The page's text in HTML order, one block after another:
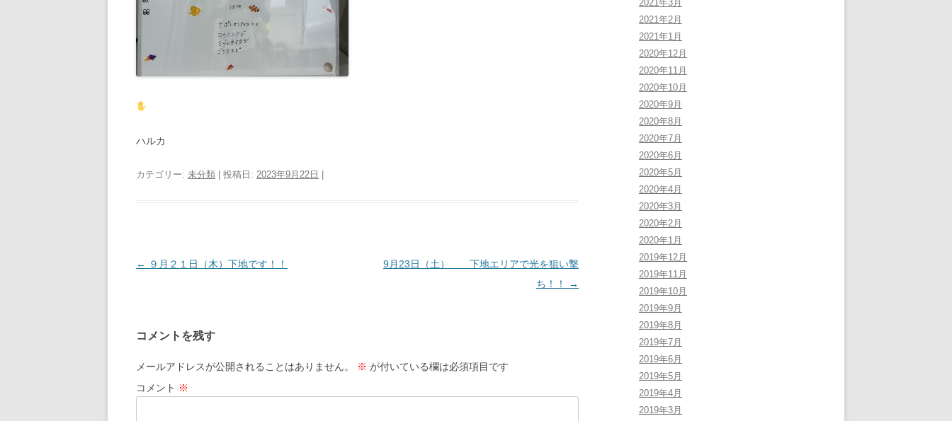
ハルカ
カテゴリー: 未分類 | 投稿日: 2023年9月22日
投
ゲ
ー
シ
← ９月２１日（木）下地です！！
9月23日（土） 下地エリアで光を狙い撃
ち！！
→
コメントを残す
メールアドレスが公開されることはありません。 ※ が付いている欄は必須項目です
コメント ※
2021年3月
2021年2月
2021年1月
2020年12月
2020年11月
2020年10月
2020年9月
2020年8月
2020年7月
2020年6月
2020年5月
2020年4月
2020年3月
2020年2月
2020年1月
2019年12月
2019年11月
2019年10月
2019年9月
2019年8月
2019年7月
2019年6月
2019年5月
2019年4月
2019年3月